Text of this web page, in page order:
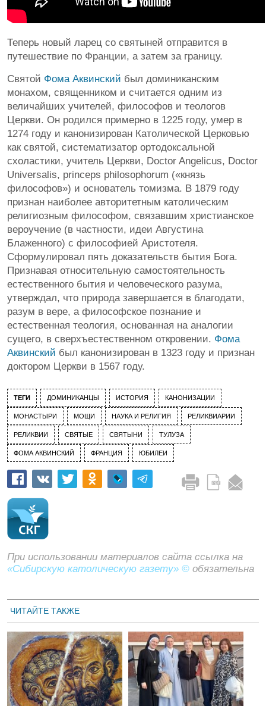
Теперь новый ларец со святыней отправится в
путешествие по Франции, а затем за границу.
Святой Фома Аквинский был доминиканским
монахом, священником и считается одним из
величайших учителей, философов и теологов
Церкви. Он родился примерно в 1225 году, умер в
1274 году и канонизирован Католической Церковью
как святой, систематизатор ортодоксальной
схоластики, учитель Церкви, Doctor Angelicus, Doctor
Universalis, princeps philosophorum («князь
философов») и основатель томизма. В 1879 году
признан наиболее авторитетным католическим
религиозным философом, связавшим христианское
вероучение (в частности, идеи Августина
Блаженного) с философией Аристотеля.
Сформулировал пять доказательств бытия Бога.
Признавая относительную самостоятельность
естественного бытия и человеческого разума,
утверждал, что природа завершается в благодати,
разум в вере, а философское познание и
естественная теология, основанная на аналогии
сущего, в сверхъестественном откровении. Фома
Аквинский был канонизирован в 1323 году и признан
доктором Церкви в 1567 году.
ТЕГИ ДОМИНИКАНЦЫ ИСТОРИЯ КАНОНИЗАЦИИ
МОНАСТЫРИ МОЩИ НАУКА И РЕЛИГИЯ РЕЛИКВИАРИИ
РЕЛИКВИИ СВЯТЫЕ СВЯТЫНИ ТУЛУЗА
ФОМА АКВИНСКИЙ ФРАНЦИЯ ЮБИЛЕИ
При использовании материалов сайта ссылка на
«Сибирскую католическую газету» © обязательна
ЧИТАЙТЕ ТАКЖЕ